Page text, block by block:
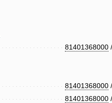
81401368000
81401368000
81401368000